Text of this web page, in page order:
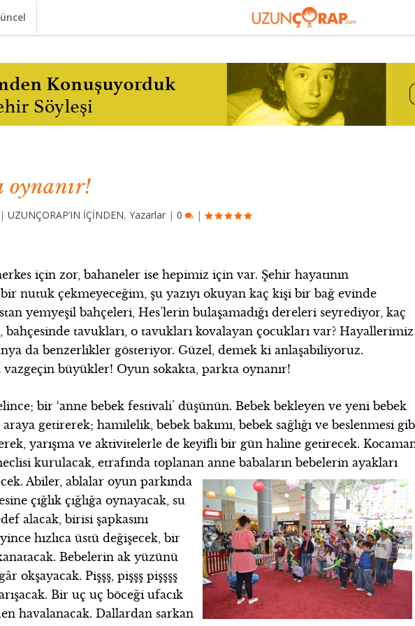
oynanır!
|UZUNÇORAP’IN İÇİNDEN,Yazarlar |0 |
için zor, bahaneler ise hepimiz için var. Şehir hayatının
nutuk çekmeyeceğim, şu yazıyı okuyan kaç kişi bir bağ evinde
yemyeşil bahçeleri, Hes’lerin bulaşamadığı dereleri seyrediyor, kaç
tavukları, o tavukları kovalayan çocukları var?Hayallerimiz
da benzerlikler gösteriyor. Güzel, demek ki anlaşabiliyoruz.
büyükler! Oyun sokakta, parkta oynanır!
bir ‘anne bebek festivali’ düşünün. Bebek bekleyen ve yeni bebek
getirerek; hamilelik, bebek bakımı, bebek sağlığı ve beslenmesi
yarışma ve aktivitelerle de keyifli bir gün haline getirecek.
kurulacak, etrafında toplanan annebabaların bebelerin ayakları
Abiler, ablalar oyun parkında
çığlık çığlığa oynayacak, su
alacak, birisi şapkasını
hızlıca üstü değişecek, bir
Bebelerin ak yüzünü
okşayacak. Pişşş, pişşş pişşşş
Bir uç uç böceği ufacık
havalanacak. Dallardan sarkan